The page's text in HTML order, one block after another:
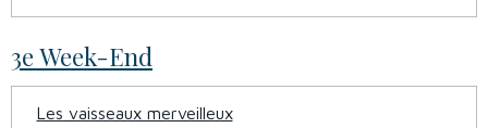
3e Week-End
Les vaisseaux merveilleux